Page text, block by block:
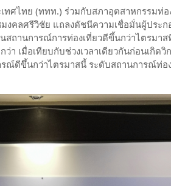
ไทย (ททท.) ร่วมกับสภาอุตสาหกรรมท่อง
งคลศรีวิชัย แถลงดัชนีความเชื่อมั่นผู้ประก
สถานการณ์การท่องเที่ยวดีขึ้นกว่าไตรมา
ว่า​ เมื่อเทียบกับช่วงเวลาเดียวกันก่อนเกิด
ณ์ดีขึ้นกว่าไตรมาสนี้ ระดับสถานการณ์ท่อ